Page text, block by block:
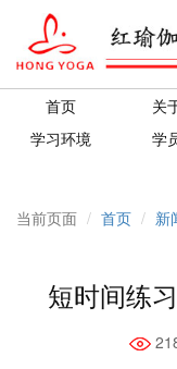
首页 关
学习环境
学
当前页面 首页 新
短时间练